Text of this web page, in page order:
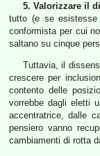
5. Valorizzare il
tutto (e se esistesse
conformista per cui
saltano su cinque
Tuttavia, il
crescere per
contento delle
vorrebbe dagli eletti
accentratrice, dalle
pensiero vanno
cambiamenti di rotta